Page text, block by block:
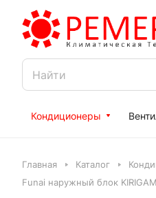
Кондиционеры
Главная Каталог
Funai наружный блок